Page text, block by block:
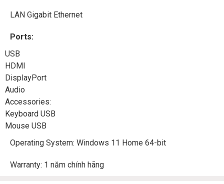
LAN Gigabit Ethernet
Ports:
USB
HDMI
DisplayPort
Audio
Accessories:
Keyboard USB
Mouse USB
Operating System: Windows 11 Home 64-bit
Warranty: 1 năm chính hãng